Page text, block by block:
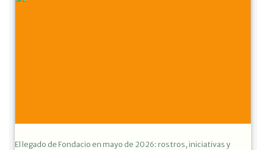
El legado de Fondacio en mayo de 2026: rostros, iniciativas y